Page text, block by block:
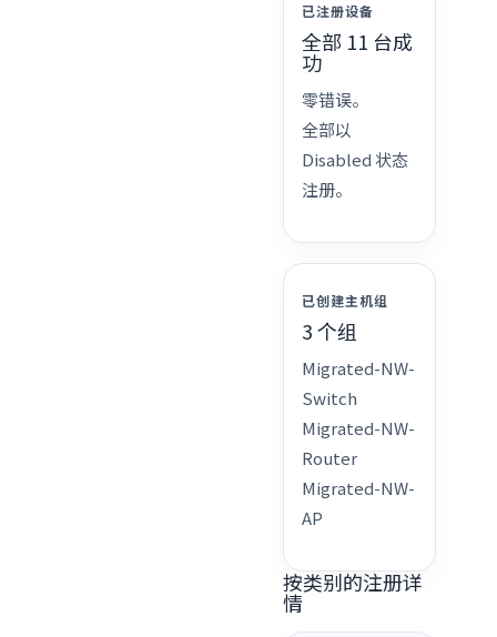
已注册设备
全部 11 台成
功
零错误。
全部以
Disabled 状态
注册。
已创建主机组
3 个组
Migrated-NW-
Switch
Migrated-NW-
Router
Migrated-NW-
AP
按类别的注册详
情